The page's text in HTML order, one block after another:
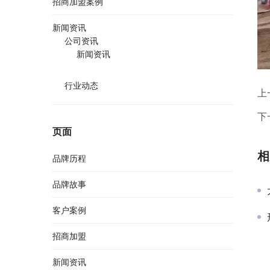
下
新闻资讯
公司资讯
新闻资讯
行业动态
页面
品牌历程
品牌故事
客户案例
招商加盟
新闻资讯